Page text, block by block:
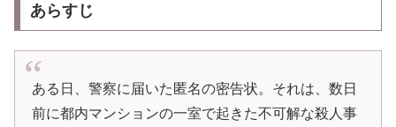
あらすじ
ある日、警察に届いた匿名の密告状。それは、数日
前に都内マンションの一室で起きた不可解な殺人事